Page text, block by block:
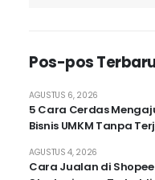
Pos-pos
5 Cara Cerdas
Bisnis UMKM Tanpa
AGUSTUS 6, 2026
Cara Jualan di
AGUSTUS 4, 2026